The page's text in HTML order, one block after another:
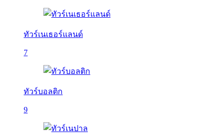
ทัวร์เนเธอร์แลนด์
7
ทัวร์บอลติก
9